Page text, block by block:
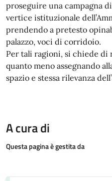
proseguire una campagna
vertice istituzionale
prendendo a pretesto
palazzo, voci di corridoio.
Per tali ragioni, si chiede
quanto meno assegnando
spazio e stessa rilevanza
A cura di
Questa pagina è gestita da